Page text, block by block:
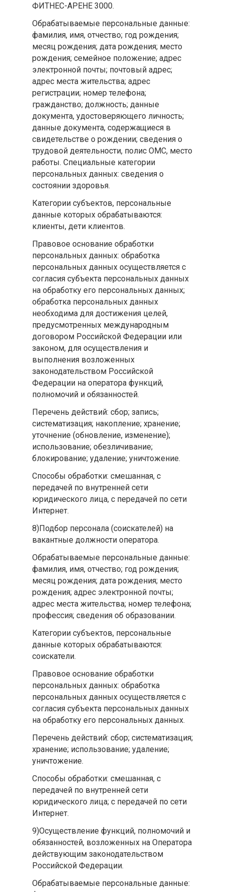
ФИТНЕС-АРЕНЕ 3000.
Обрабатываемые персональные данные:
фамилия, имя, отчество; год рождения;
месяц рождения; дата рождения; место
рождения; семейное положение; адрес
электронной почты; почтовый адрес;
адрес места жительства; адрес
регистрации; номер телефона;
гражданство; должность; данные
документа, удостоверяющего личность;
данные документа, содержащиеся в
свидетельстве о рождении; сведения о
трудовой деятельности, полис ОМС, место
работы. Специальные категории
персональных данных: сведения о
состоянии здоровья.
Категории субъектов, персональные
данные которых обрабатываются:
клиенты, дети клиентов.
Правовое основание обработки
персональных данных: обработка
персональных данных осуществляется с
согласия субъекта персональных данных
на обработку его персональных данных;
обработка персональных данных
необходима для достижения целей,
предусмотренных международным
договором Российской Федерации или
законом, для осуществления и
выполнения возложенных
законодательством Российской
Федерации на оператора функций,
полномочий и обязанностей.
Перечень действий: сбор; запись;
систематизация; накопление; хранение;
уточнение (обновление, изменение);
использование; обезличивание;
блокирование; удаление; уничтожение.
Способы обработки: смешанная, с
передачей по внутренней сети
юридического лица, с передачей по сети
Интернет.
8)Подбор персонала (соискателей) на
вакантные должности оператора.
Обрабатываемые персональные данные:
фамилия, имя, отчество; год рождения;
месяц рождения; дата рождения; место
рождения; адрес электронной почты;
адрес места жительства; номер телефона;
профессия; сведения об образовании.
Категории субъектов, персональные
данные которых обрабатываются:
соискатели.
Правовое основание обработки
персональных данных: обработка
персональных данных осуществляется с
согласия субъекта персональных данных
на обработку его персональных данных.
Перечень действий: сбор; систематизация;
хранение; использование; удаление;
уничтожение.
Способы обработки: смешанная, с
передачей по внутренней сети
юридического лица; с передачей по сети
Интернет.
9)Осуществление функций, полномочий и
обязанностей, возложенных на Оператора
действующим законодательством
Российской Федерации.
Обрабатываемые персональные данные: